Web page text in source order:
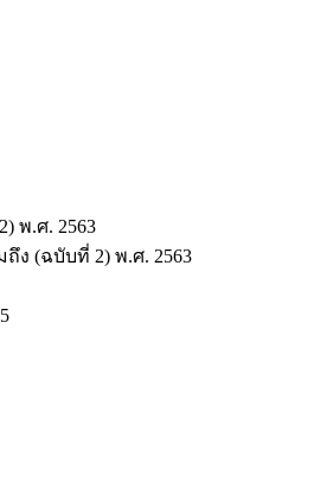
พ.ศ. 2563
ง (ฉบับที่ 2) พ.ศ. 2563